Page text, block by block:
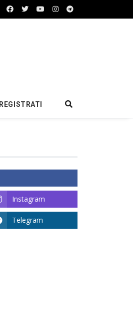
REGISTRATI
Instagram
Telegram